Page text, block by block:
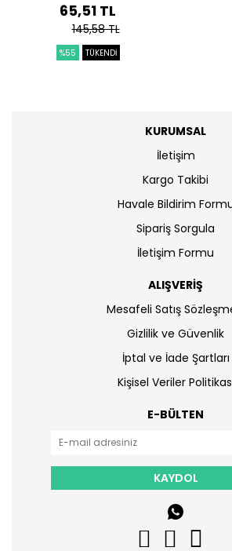
65,51 TL
145,58 TL
%55 TÜKENDİ
KURUMSAL
İletişim
Kargo Takibi
Havale Bildirim
Sipariş Sorgula
İletişim Formu
ALIŞVERİŞ
Mesafeli Satış
Gizlilik ve Güvenlik
İptal ve İade Şartları
Kişisel Veriler
E-BÜLTEN
KAYDOL